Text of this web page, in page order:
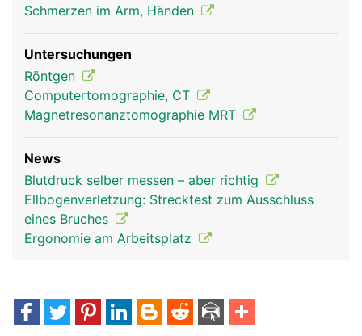
Schmerzen im Arm, Händen
Untersuchungen
Röntgen
Computertomographie, CT
Magnetresonanztomographie MRT
News
Blutdruck selber messen – aber richtig
Ellbogenverletzung: Strecktest zum Ausschluss
eines Bruches
Ergonomie am Arbeitsplatz